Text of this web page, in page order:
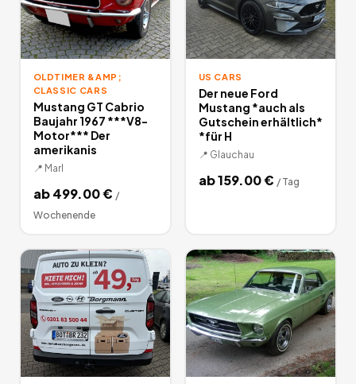
OLDTIMER &AMP;
CLASSIC CARS
Mustang GT Cabrio
Baujahr 1967 ***V8-
Motor*** Der
amerikanis
📍 Marl
ab499.00€ /
Wochenende
US CARS
Der neue Ford
Mustang *auch als
Gutschein erhältlich*
*für H
📍 Glauchau
ab159.00€ / Tag